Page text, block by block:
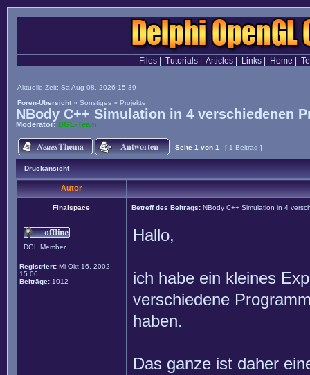
Files| Tutorials| Articles| Links| Home
Aktuelle Zeit: Sa Aug 08, 2026 15:39
Foren-Übersicht » Sonstiges » Projekte
NBody C++ Simulation in 4 verschiedenen
Moderator: DGL-Team
Seite 1 von 1 [ 1 Beitrag ]
Druckansicht
Autor
Finalspace Betreff des Beitrags: NBody C++ Simulation in 4
DGL Member
Registriert: Mi Okt 16, 2002
15:06
Beiträge: 1012
Hallo,
ich habe ein kleines
verschiedene
haben.
Das ganze ist daher